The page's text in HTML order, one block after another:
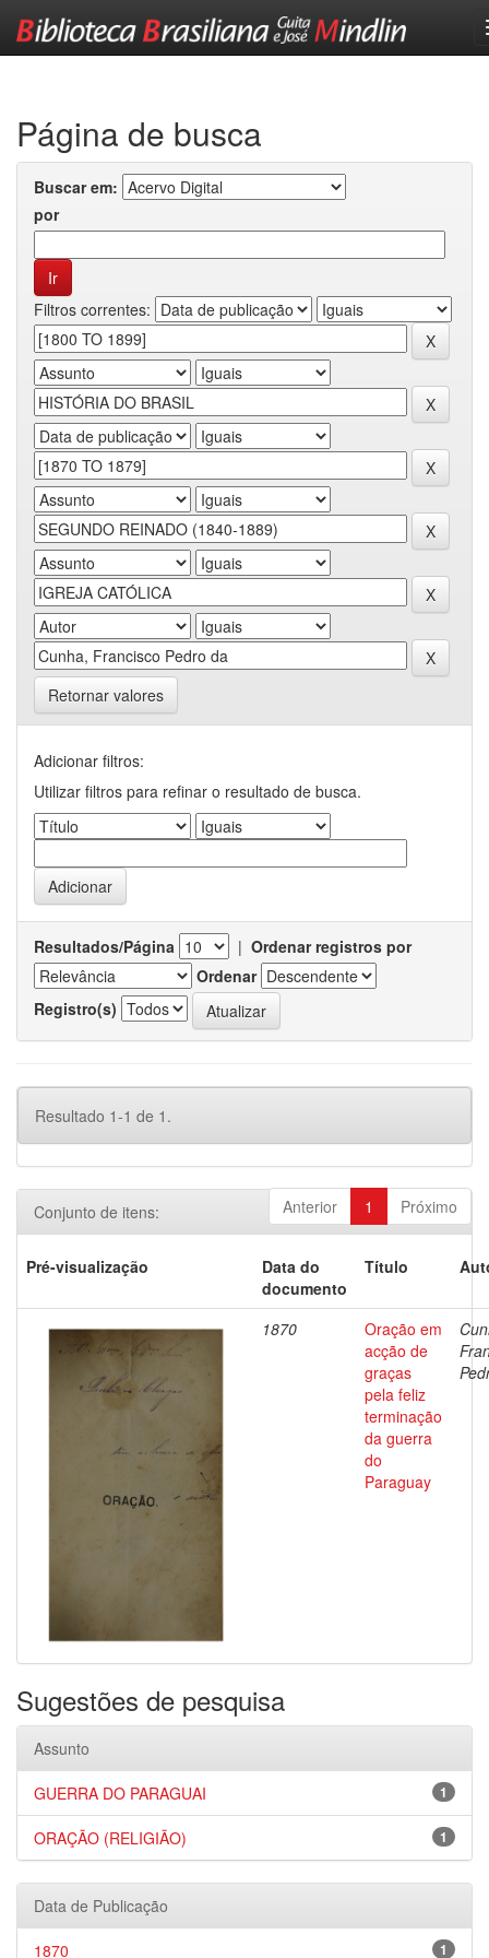
Página de busca
Buscar em:
por
Filtros correntes:
Retornar valores
Adicionar filtros:
Utilizar filtros para refinar o resultado de busca.
Resultados/Página | Ordenar registros por
Ordenar
Registro(s)
Resultado 1-1 de 1.
Anterior 1 Próximo
Conjunto de itens:
Pré-visualização
Data do
documento
Título
1870
Oração em
acção de
graças
pela feliz
terminação
da guerra
do
Paraguay
Sugestões de pesquisa
Assunto
1
GUERRA DO PARAGUAI
1
ORAÇÃO (RELIGIÃO)
Data de Publicação
1
1870